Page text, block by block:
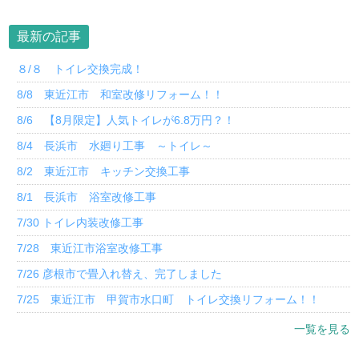
最新の記事
８/８ トイレ交換完成！
8/8 東近江市 和室改修リフォーム！！
8/6 【8月限定】人気トイレが6.8万円？！
8/4 長浜市 水廻り工事 ～トイレ～
8/2 東近江市 キッチン交換工事
8/1 長浜市 浴室改修工事
7/30 トイレ内装改修工事
7/28 東近江市浴室改修工事
7/26 彦根市で畳入れ替え、完了しました
7/25 東近江市 甲賀市水口町 トイレ交換リフォーム！！
一覧を見る